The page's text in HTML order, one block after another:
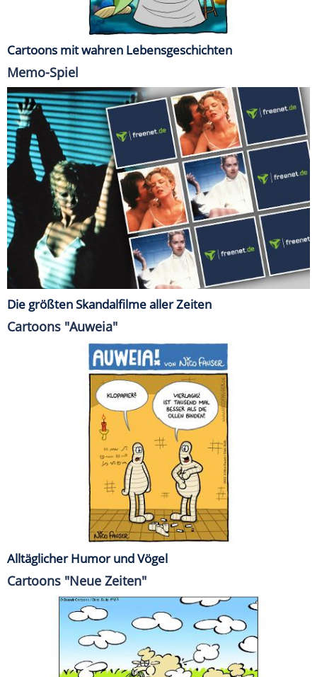
Cartoons mit wahren Lebensgeschichten
Memo-Spiel
Die größten Skandalfilme aller Zeiten
Cartoons "Auweia"
Alltäglicher Humor und Vögel
Cartoons "Neue Zeiten"